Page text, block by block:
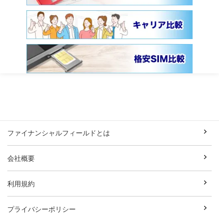
ファイナンシャルフィールドとは
会社概要
利用規約
プライバシーポリシー